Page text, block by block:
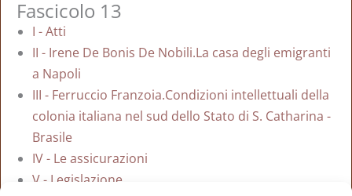
Fascicolo 13
I - Atti
II - Irene De Bonis De Nobili.La casa degli emigranti
a Napoli
III - Ferruccio Franzoia.Condizioni intellettuali della
colonia italiana nel sud dello Stato di S. Catharina -
Brasile
IV - Le assicurazioni
V - Legislazione